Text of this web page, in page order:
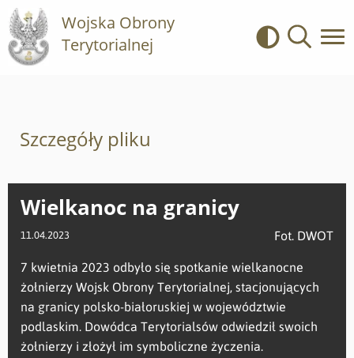
Wojska Obrony
Terytorialnej
Kontrast
Szczegóły pliku
Wielkanoc na granicy
11.04.2023 Fot. DWOT
7 kwietnia 2023 odbyło się spotkanie wielkanocne
żołnierzy Wojsk Obrony Terytorialnej, stacjonujących
na granicy polsko-białoruskiej w województwie
podlaskim. Dowódca Terytorialsów odwiedził swoich
żołnierzy i złożył im symboliczne życzenia.